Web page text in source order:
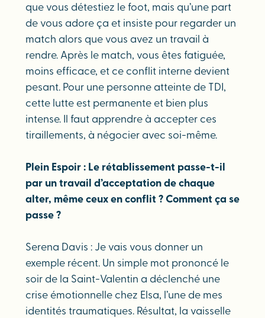
que vous détestiez le foot, mais qu’une part
de vous adore ça et insiste pour regarder un
match alors que vous avez un travail à
rendre. Après le match, vous êtes fatiguée,
moins efficace, et ce conflit interne devient
pesant. Pour une personne atteinte de TDI,
cette lutte est permanente et bien plus
intense. Il faut apprendre à accepter ces
tiraillements, à négocier avec soi-même.
Plein Espoir : Le rétablissement passe-t-il
par un travail d’acceptation de chaque
alter, même ceux en conflit ? Comment ça se
passe ?
Serena Davis : Je vais vous donner un
exemple récent. Un simple mot prononcé le
soir de la Saint-Valentin a déclenché une
crise émotionnelle chez Elsa, l’une de mes
identités traumatiques. Résultat, la vaisselle